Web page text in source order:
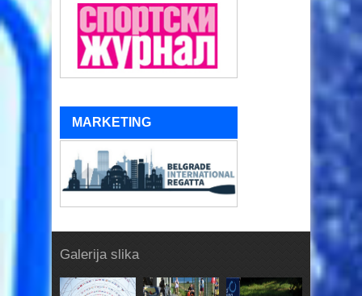
MARKETING
Galerija slika